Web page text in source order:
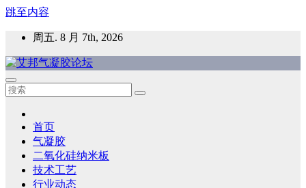
跳至内容
周五. 8 月 7th, 2026
艾邦气凝胶论坛
气凝胶材料及应用，产业链动态；气凝胶在新能源如锂电、储
首页
气凝胶
二氧化硅纳米板
技术工艺
行业动态